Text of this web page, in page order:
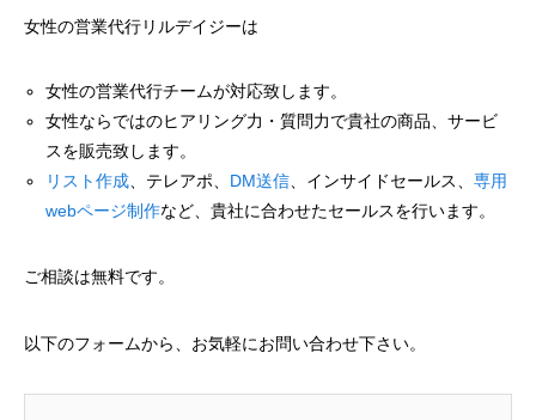
女性の営業代行リルデイジーは
女性の営業代行チームが対応致します。
女性ならではのヒアリング力・質問力で貴社の商品、サービ
スを販売致します。
リスト作成 、テレアポ、 DM送信 、インサイドセールス、専用
webページ制作など、貴社に合わせたセールスを行います。
ご相談は無料です。
以下のフォームから、お気軽にお問い合わせ下さい。